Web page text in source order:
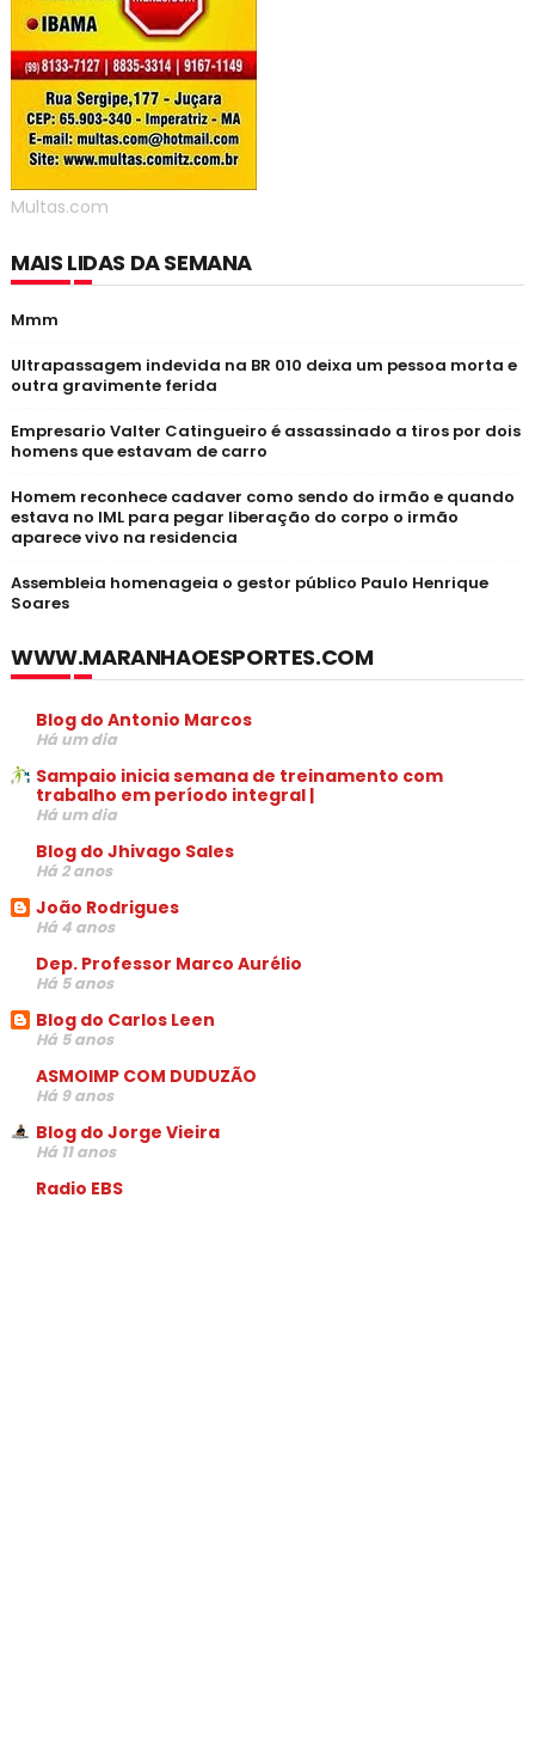
Multas.com
MAIS LIDAS DA SEMANA
Mmm
Ultrapassagem indevida na BR 010 deixa um pessoa morta e
outra gravimente ferida
Empresario Valter Catingueiro é assassinado a tiros por dois
homens que estavam de carro
Homem reconhece cadaver como sendo do irmão e quando
estava no IML para pegar liberação do corpo o irmão
aparece vivo na residencia
Assembleia homenageia o gestor público Paulo Henrique
Soares
WWW.MARANHAOESPORTES.COM
Blog do Antonio Marcos
Há um dia
Sampaio inicia semana de treinamento com
trabalho em período integral |
Há um dia
Blog do Jhivago Sales
Há 2 anos
João Rodrigues
Há 4 anos
Dep. Professor Marco Aurélio
Há 5 anos
Blog do Carlos Leen
Há 5 anos
ASMOIMP COM DUDUZÃO
Há 9 anos
Blog do Jorge Vieira
Há 11 anos
Radio EBS